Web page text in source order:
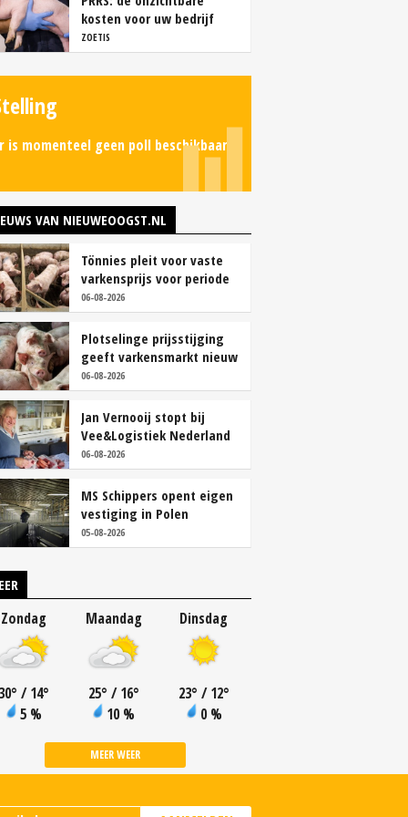
kosten voor uw bedrijf
ZOETIS
is momenteel geen poll beschikbaar.
VAN NIEUWEOOGST.NL
Tönnies pleit voor vaste
varkensprijs voor periode
van zes maanden
06-08-2026
Plotselinge prijsstijging
geeft varkensmarkt nieuw
perspectief
06-08-2026
Jan Vernooij stopt bij
Vee&Logistiek Nederland
06-08-2026
MS Schippers opent eigen
vestiging in Polen
05-08-2026
Zondag
° / 14°
5 %
Maandag
25° / 16°
10 %
Dinsdag
23° / 12°
0 %
MEER WEER